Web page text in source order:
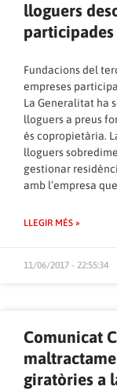
lloguers
Fundacions del
empreses
La Generalitat ha
lloguers a preus
és copropietària.
lloguers
gestionar
amb l’empresa
LLEGIR MÉS »
11/06/2017 - 22:55:34
Comunicat
giratòries a